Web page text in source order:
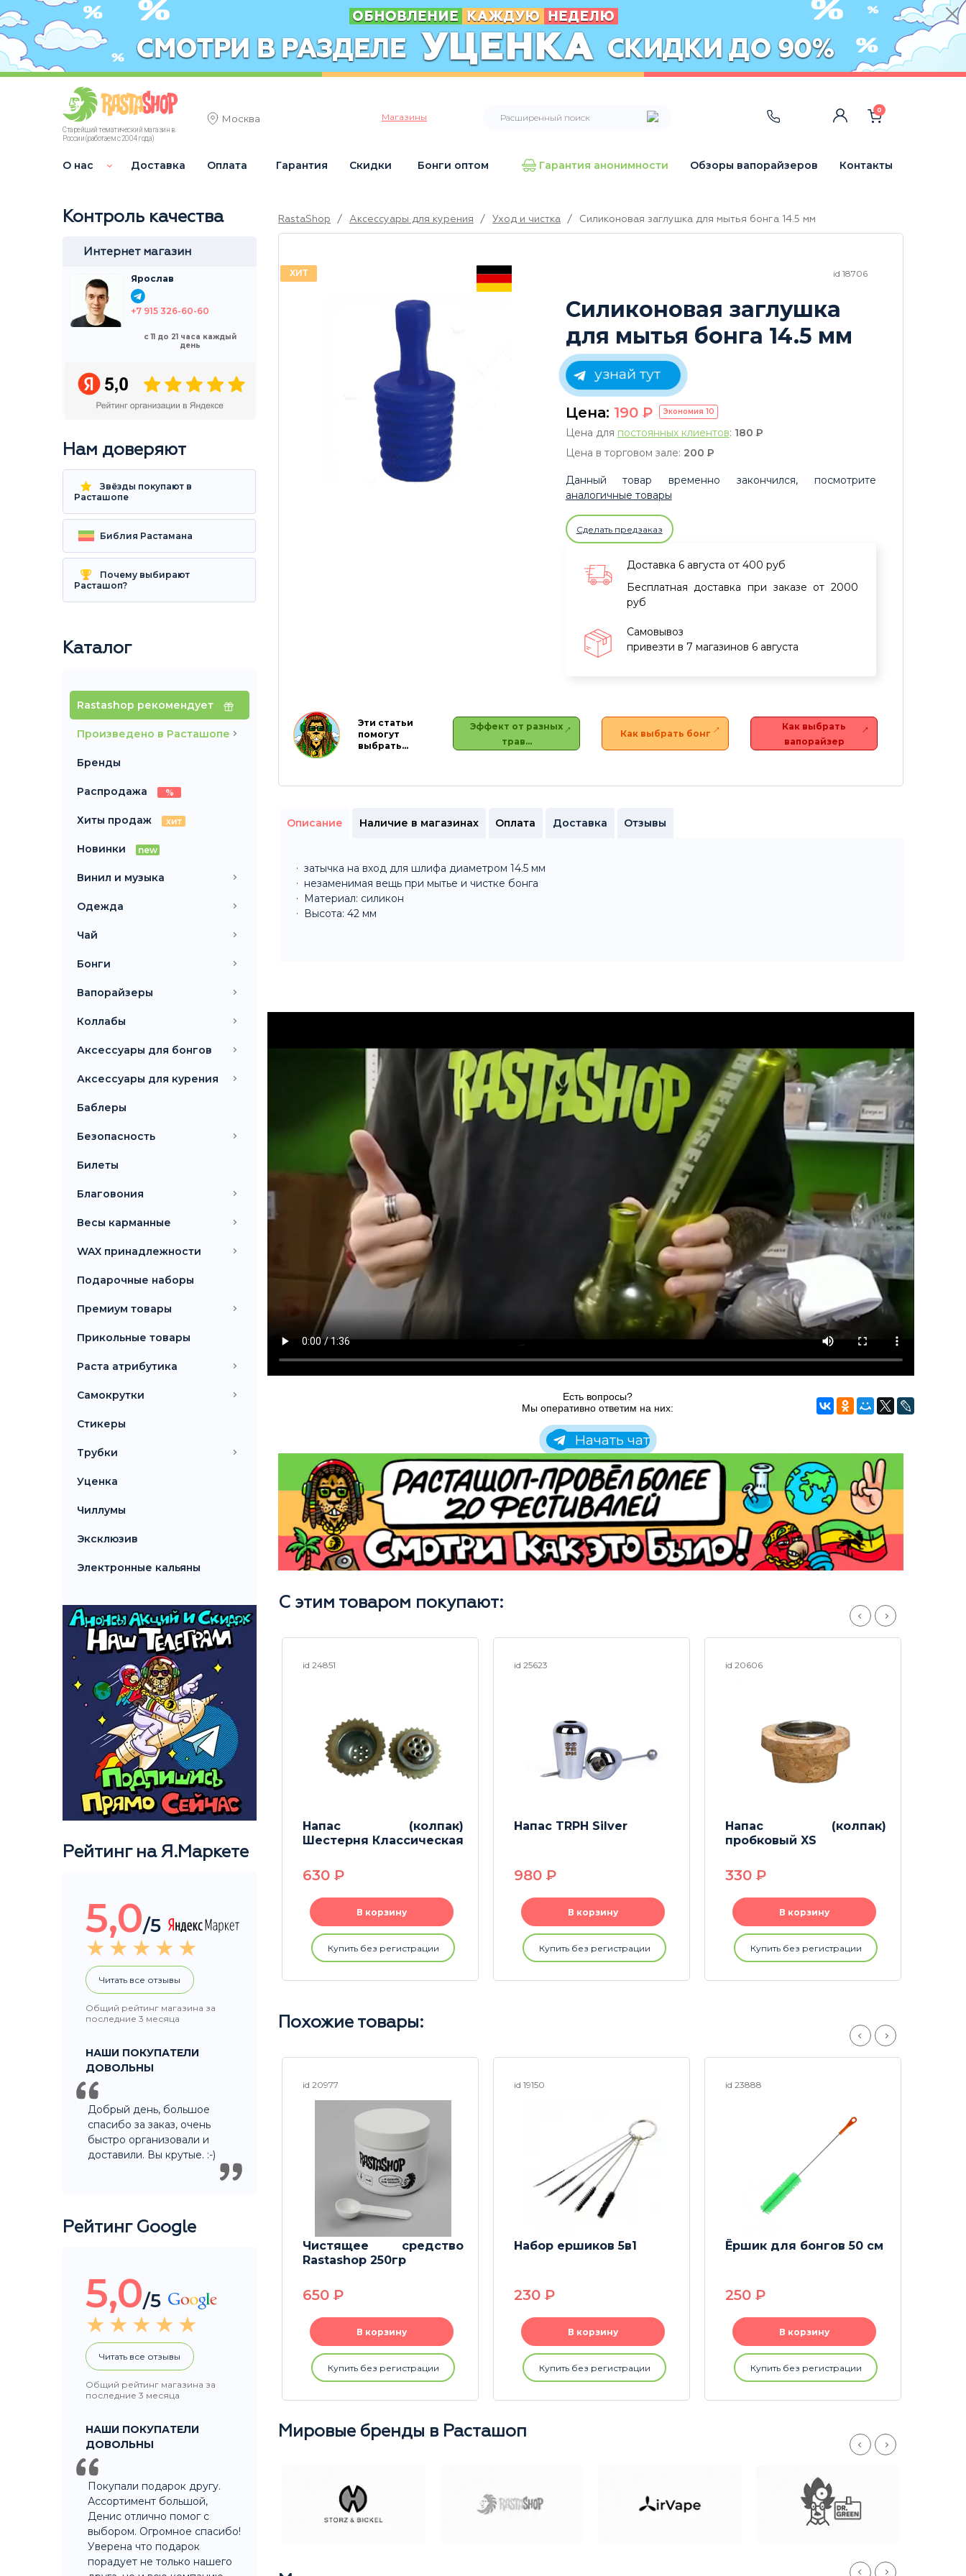
Старейший тематический магазин в
России (работаем с 2004 года)
Москва Магазины
0
О нас Доставка Оплата Гарантия Скидки Бонги оптом Гарантия анонимности Обзоры вапорайзеров Контакты
Контроль качества
Интернет магазин
Ярослав
+7 915 326-60-60
с 11 до 21 часа каждый
день
Нам доверяют
Звёзды покупают в
Расташопе
Библия Растамана
Почему выбирают
Расташоп?
Каталог
Rastashop рекомендует
Произведено в Расташопе
Бренды
Распродажа %
Хиты продаж хит
Новинки new
Винил и музыка
Одежда
Чай
Бонги
Вапорайзеры
Коллабы
Аксессуары для бонгов
Аксессуары для курения
Баблеры
Безопасность
Билеты
Благовония
Весы карманные
WAX принадлежности
Подарочные наборы
Премиум товары
Прикольные товары
Раста атрибутика
Самокрутки
Стикеры
Трубки
Уценка
Чиллумы
Эксклюзив
Электронные кальяны
Рейтинг на Я.Маркете
5,0/5
Читать все отзывы
Общий рейтинг магазина за
последние 3 месяца
НАШИ ПОКУПАТЕЛИ
ДОВОЛЬНЫ
Добрый день, большое
спасибо за заказ, очень
быстро организовали и
доставили. Вы крутые. :-)
Рейтинг Google
5,0/5
Читать все отзывы
Общий рейтинг магазина за
последние 3 месяца
НАШИ ПОКУПАТЕЛИ
ДОВОЛЬНЫ
Покупали подарок другу.
Ассортимент большой,
Денис отлично помог с
выбором. Огромное спасибо!
Уверена что подарок
порадует не только нашего
RastaShop / Аксессуары для курения / Уход и чистка / Силиконовая заглушка для мытья бонга 14.5 мм
id 18706
ХИТ
Силиконовая заглушка
для мытья бонга 14.5 мм
узнай тут
Цена: 190 P Экономия 10
Цена для постоянных клиентов: 180 P
Цена в торговом зале: 200 P
Данный товар временно закончился, посмотрите
аналогичные товары
Сделать предзаказ
Доставка 6 августа от 400 руб
Бесплатная доставка при заказе от 2000
руб
Самовывоз
привезти в 7 магазинов 6 августа
Эти статьи
помогут
выбрать…
Эффект от разных
трав…
Как выбрать бонг
Как выбрать
вапорайзер
Описание
затычка на вход для шлифа диаметром 14.5 мм
незаменимая вещь при мытье и чистке бонга
Материал: силикон
Высота: 42 мм
Наличие в магазинах Оплата Доставка Отзывы
Есть вопросы?
Мы оперативно ответим на них:
Начать чат
С этим товаром покупают:
id 22867
60mm
В корзину
Купить без регистрации
id 24851
Напас (колпак)
Шестерня Классическая
630 P
В корзину
Купить без регистрации
id 25623
Напас TRPH Silver
980 P
В корзину
Купить без регистрации
id 20606
Напас (колпак)
пробковый XS
330 P
В корзину
Купить без регистрации
Похожие товары:
id 22017
350 P
В корзину
Купить без регистрации
id 20977
Чистящее средство
Rastashop 250гр
650 P
В корзину
Купить без регистрации
id 19150
Набор ершиков 5в1
230 P
В корзину
Купить без регистрации
id 23888
Ёршик для бонгов 50 см
250 P
В корзину
Купить без регистрации
Мировые бренды в Расташоп